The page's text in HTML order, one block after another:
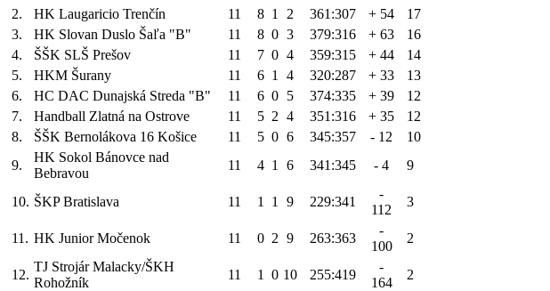
2.
HK Laugaricio Trenčín 11 8 1 2 361:307 + 54
17
3.
HK Slovan Duslo Šaľa "B" 11 8 0 3 379:316 + 63
16
4.
ŠŠK SLŠ Prešov 11 7 0 4 359:315 + 44
14
5.
HKM Šurany 11 6 1 4 320:287 + 33
13
6.
HC DAC Dunajská Streda "B" 11 6 0 5 374:335 + 39
12
7.
Handball Zlatná na Ostrove 11 5 2 4 351:316 + 35
12
8.
ŠŠK Bernolákova 16 Košice 11 5 0 6 345:357 - 12
10
9.
HK Sokol Bánovce nad
Bebravou
11 4 1 6 341:345 - 4 9
10. ŠKP Bratislava 11 1 1 9 229:341
-
112
3
11. HK Junior Močenok 11 0 2 9 263:363
-
100
2
12.
TJ Strojár Malacky/ŠKH
Rohožník
11 1 0 10 255:419
-
164
2